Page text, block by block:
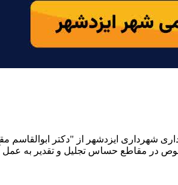
شهرداری ایزدشهر از "دکتر ابوالقاسم
در مقاطع حساس تجلیل و تقدیر به عمل